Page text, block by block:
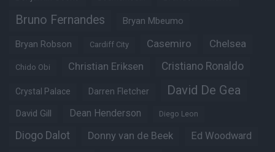
Bruno Fernandes Bryan Mbeumo
Bryan Robson Cardiff City Casemiro Chelsea
Chido Obi Christian Eriksen Cristiano Ronaldo
Crystal Palace Darren Fletcher David De Gea
David Gill Dean Henderson Diego Leon
Diogo Dalot Donny van de Beek Ed Woodward